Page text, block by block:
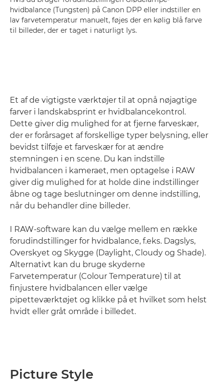
hvidbalance (Tungsten) på Canon DPP eller indstiller en
lav farvetemperatur manuelt, føjes der en kølig blå farve
til billeder, der er taget i naturligt lys.
Et af de vigtigste værktøjer til at opnå nøjagtige
farver i landskabsprint er hvidbalancekontrol.
Dette giver dig mulighed for at fjerne farveskær,
der er forårsaget af forskellige typer belysning, eller
bevidst tilføje et farveskær for at ændre
stemningen i en scene. Du kan indstille
hvidbalancen i kameraet, men optagelse i RAW
giver dig mulighed for at holde dine indstillinger
åbne og tage beslutninger om denne indstilling,
når du behandler dine billeder.
I RAW-software kan du vælge mellem en række
forudindstillinger for hvidbalance, f.eks. Dagslys,
Overskyet og Skygge (Daylight, Cloudy og Shade).
Alternativt kan du bruge skyderne
Farvetemperatur (Colour Temperature) til at
finjustere hvidbalancen eller vælge
pipetteværktøjet og klikke på et hvilket som helst
hvidt eller gråt område i billedet.
Picture Style